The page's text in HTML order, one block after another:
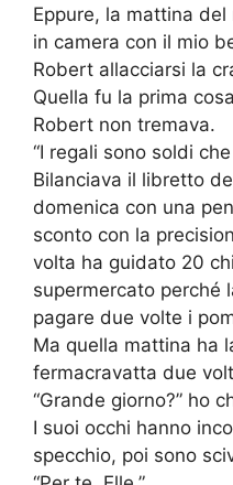
Eppure, la mattina
in camera con il mio
Robert allacciarsi la
Quella fu la prima
Robert non tremava.
“I regali sono soldi
Bilanciava il libretto
domenica con una
sconto con la
volta ha guidato 20
supermercato perché
pagare due volte i
Ma quella mattina ha
fermacravatta due
“Grande giorno?” ho
I suoi occhi hanno
specchio, poi sono